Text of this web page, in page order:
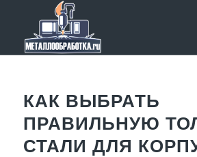
КАК ВЫБРАТЬ
ПРАВИЛЬНУЮ
СТАЛИ ДЛЯ